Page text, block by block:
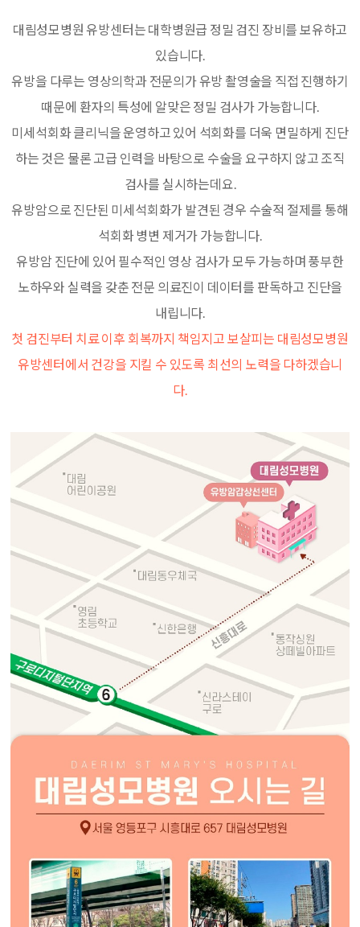
대림성모병원 유방센터는 대학병원급 정밀 검진 장비를 보유하고
있습니다.
유방을 다루는 영상의학과 전문의가 유방 촬영술을 직접 진행하기
때문에 환자의 특성에 알맞은 정밀 검사가 가능합니다.
미세석회화 클리닉을 운영하고 있어 석회화를 더욱 면밀하게 진단
하는 것은 물론 고급 인력을 바탕으로 수술을 요구하지 않고 조직
검사를 실시하는데요.
유방암으로 진단된 미세석회화가 발견된 경우 수술적 절제를 통해
석회화 병변 제거가 가능합니다.
유방암 진단에 있어 필수적인 영상 검사가 모두 가능하며 풍부한
노하우와 실력을 갖춘 전문 의료진이 데이터를 판독하고 진단을
내립니다.
첫 검진부터 치료 이후 회복까지 책임지고 보살피는 대림성모병원
유방센터에서 건강을 지킬 수 있도록 최선의 노력을 다하겠습니
다.